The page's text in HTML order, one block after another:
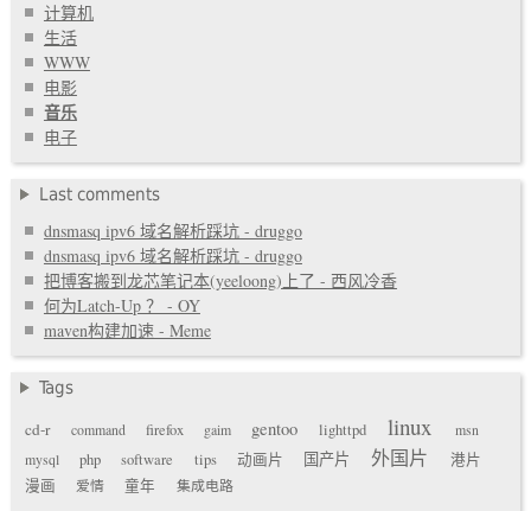
计算机
生活
WWW
电影
音乐
电子
Last comments
dnsmasq ipv6 域名解析踩坑 - druggo
dnsmasq ipv6 域名解析踩坑 - druggo
把博客搬到龙芯笔记本(yeeloong)上了 - 西风冷香
何为Latch-Up ？ - OY
maven构建加速 - Meme
Tags
cd-r
command firefox gaim gentoo lighttpd linux
msn
mysql
php software tips 动画片 国产片 外国片
港片
漫画
爱情 童年 集成电路